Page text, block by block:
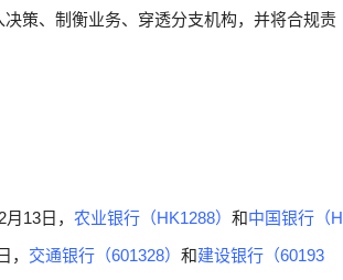
策、制衡业务、穿透分支机构，并将合规责
13日， 农业银行（HK1288） 和中国银行（H
， 交通银行（601328） 和建设银行（60193